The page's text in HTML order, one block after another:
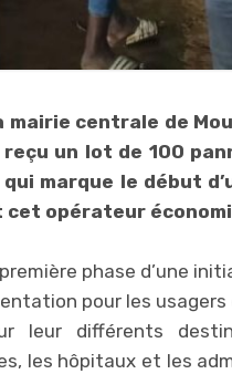
mairie centrale de
un lot de 100
qui marque le début
cet opérateur
phase d’une
pour les
leur différents
les hôpitaux et les